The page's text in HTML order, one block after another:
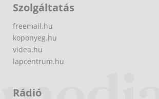
Szolgáltatás
freemail.hu
koponyeg.hu
videa.hu
lapcentrum.hu
Rádió